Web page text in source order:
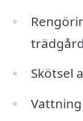
Skötsel